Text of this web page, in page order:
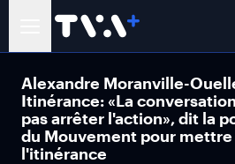
Alexandre Moranville-
Itinérance: «La
pas arrêter l'action», dit la
du Mouvement pour mettre
l'itinérance